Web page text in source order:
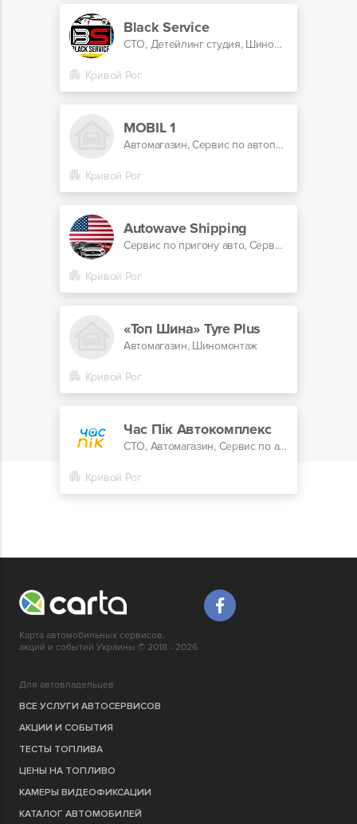
Black Service
СТО, Детейлинг студия, Шиномонтаж, Центр кузовного ремонта
Кривой Рог
MOBIL 1
Автомагазин, Сервис по автоподбору
Кривой Рог
Autowave Shipping
Сервис по пригону авто, Сервис по автоподбору
Кривой Рог
«Топ Шина» Tyre Plus
Автомагазин, Шиномонтаж
Кривой Рог
Час Пік Автокомплекс
СТО, Автомагазин, Сервис по автоподбору
Кривой Рог
Карта автомобильных сервисов,
акций и событий Украины © 2018 - 2026
Для автовладельцев
ВСЕ УСЛУГИ АВТОСЕРВИСОВ
АКЦИИ И СОБЫТИЯ
ТЕСТЫ ТОПЛИВА
ЦЕНЫ НА ТОПЛИВО
КАМЕРЫ ВИДЕОФИКСАЦИИ
КАТАЛОГ АВТОМОБИЛЕЙ